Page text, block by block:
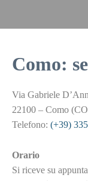
Como:
Via Gabriele
22100 – Como
Telefono: (+39)
Orario
Si riceve su